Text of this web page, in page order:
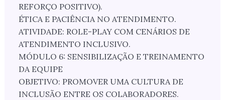
REFORÇO POSITIVO).
ÉTICA E PACIÊNCIA NO ATENDIMENTO.
ATIVIDADE: ROLE-PLAY COM CENÁRIOS DE
ATENDIMENTO INCLUSIVO.
MÓDULO 6: SENSIBILIZAÇÃO E TREINAMENTO
DA EQUIPE
OBJETIVO: PROMOVER UMA CULTURA DE
INCLUSÃO ENTRE OS COLABORADORES.